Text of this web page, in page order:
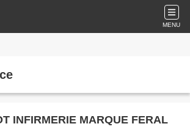
MENU
INFIRMERIE MARQUE FERAL